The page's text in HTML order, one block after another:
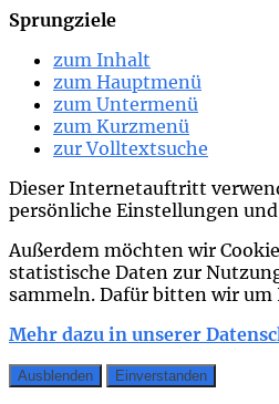
Sprungziele
zum Inhalt
zum Hauptmenü
zum Untermenü
zum Kurzmenü
zur Volltextsuche
Dieser Internetauftritt
persönliche Einstellungen
Außerdem möchten wir
statistische Daten zur
sammeln. Dafür bitten wir
Mehr dazu in unserer
Ausblenden Einverstanden